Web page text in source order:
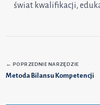
świat kwalifikacji,
← POPRZEDNIE NARZĘDZIE
Metoda Bilansu Kompetencji